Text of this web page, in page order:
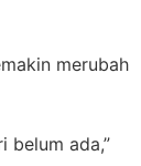
merubah
belum ada,”